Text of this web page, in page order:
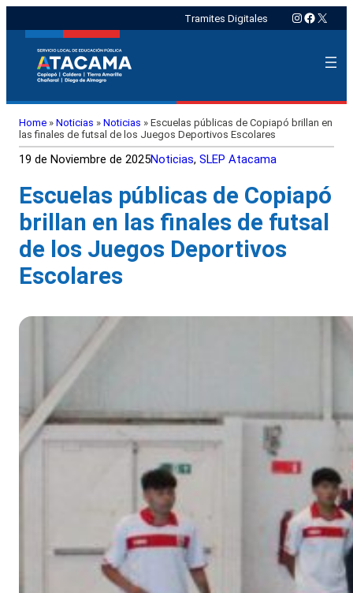
Tramites Digitales Instagram
X
Home » Noticias » Noticias » Escuelas públicas de Copiapó brillan en
las finales de futsal de los Juegos Deportivos Escolares
19 de Noviembre de 2025Noticias, SLEP Atacama
Escuelas públicas de Copiapó
brillan en las finales de futsal
de los Juegos Deportivos
Escolares